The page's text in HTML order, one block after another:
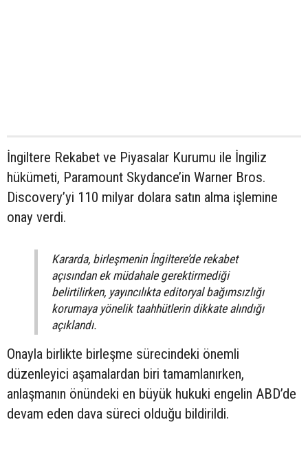
İngiltere Rekabet ve Piyasalar Kurumu ile İngiliz
hükümeti, Paramount Skydance’in Warner Bros.
Discovery’yi 110 milyar dolara satın alma işlemine
onay verdi.
Kararda, birleşmenin İngiltere’de rekabet
açısından ek müdahale gerektirmediği
belirtilirken, yayıncılıkta editoryal bağımsızlığı
korumaya yönelik taahhütlerin dikkate alındığı
açıklandı.
Onayla birlikte birleşme sürecindeki önemli
düzenleyici aşamalardan biri tamamlanırken,
anlaşmanın önündeki en büyük hukuki engelin ABD’de
devam eden dava süreci olduğu bildirildi.